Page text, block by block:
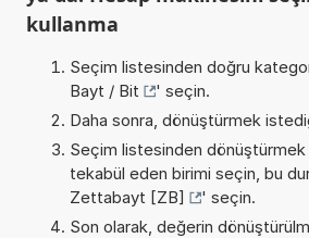
kullanma
Seçim listesinden doğru
Bayt / Bit
' seçin.
Daha sonra, dönüştürmek
Seçim listesinden
tekabül eden birimi seçin, bu
Zettabayt [ZB]
' seçin.
Son olarak, değerin